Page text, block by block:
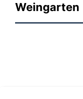
Weingarten